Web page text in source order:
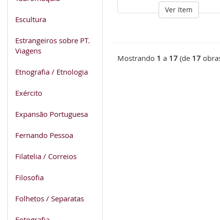
Escultura
Estrangeiros sobre PT.
Viagens
Etnografia / Etnologia
Exército
Expansão Portuguesa
Fernando Pessoa
Filatelia / Correios
Filosofia
Folhetos / Separatas
Ver Item
Mostrando 1 a 17 (de 17